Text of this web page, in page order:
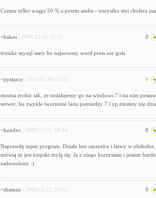
Czemu tylko sciąga 50 % a potem amba - wszystko stoi cholera
~bakos | 2010.02.05 13:55 0
troszke mysql stary bo najnowszy word press nie goła
~pytajacy | 2010.02.01 13:51 4
mozna zrobic tak, ze instalujemy go na windows 7 i na nim
serwer, bo zwykle tworzenie lanu pomiedzy 7 i xp niestety nie
~hundxc | 2009.12.02 16:34 0
Naprawdę super program. Działa bez zarzutów i łatwy w
mówią że jest kiepski mylą się. Ja z niego korzystam i jestem
zadowolony :)
~shaman | 2009.10.22 20:10 0